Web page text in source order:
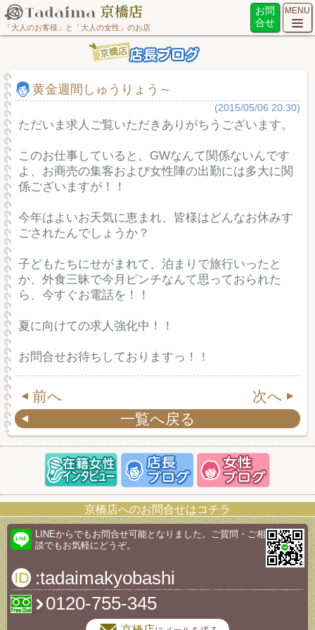
「大人のお客様」と「大人の女性」のお店
お問
合せ
MENU
黄金週間しゅうりょう～
(2015/05/06 20:30)
ただいま求人ご覧いただきありがちうございます。
このお仕事していると、GWなんて関係ないんです
よ、お商売の集客および女性陣の出勤には多大に関
係ございますが！！
今年はよいお天気に恵まれ、皆様はどんなお休みす
ごされたんでしょうか？
子どもたちにせがまれて、泊まりで旅行いったと
か、外食三昧で今月ピンチなんて思っておられた
ら、今すぐお電話を！！
夏に向けての求人強化中！！
お問合せお待ちしておりますっ！！
前へ
次へ
一覧へ戻る
京橋店へのお問合せはコチラ
LINEからでもお問合せ可能となりました。ご質問・ご相
談でもお気軽にどうぞ。
:tadaimakyobashi
0120-755-345